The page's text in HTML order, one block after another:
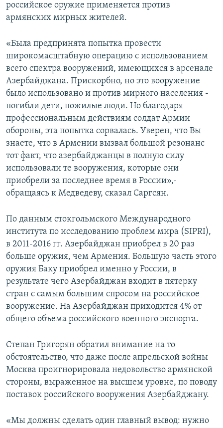
российское оружие применяется против
армянских мирных жителей.
«Была предпринята попытка провести
широкомасштабную операцию с использованием
всего спектра вооружений, имеющихся в арсенале
Азербайджана. Прискорбно, но это вооружение
было использовано и против мирного населения -
погибли дети, пожилые люди. Но благодаря
профессиональным действиям солдат Армии
обороны, эта попытка сорвалась. Уверен, что Вы
знаете, что в Армении вызвал большой резонанс
тот факт, что азербайджанцы в полную силу
использовали те вооружения, которые они
приобрели за последнее время в России»,-
обращаясь к Медведеву, сказал Саргсян.
По данным стокгольмского Международного
института по исследованию проблем мира (SIPRI),
в 2011-2016 гг. Азербайджан приобрел в 20 раз
больше оружия, чем Армения. Большую часть этого
оружия Баку приобрел именно у России, в
результате чего Азербайджан входит в пятерку
стран с самым большим спросом на российское
вооружение. На Азербайджан приходится 4% от
общего объема российского военного экспорта.
Степан Григорян обратил внимание на то
обстоятельство, что даже после апрельской войны
Москва проигнорировала недовольство армянской
стороны, выраженное на высшем уровне, по поводу
поставок российского вооружения Азербайджану.
«Мы должны сделать один главный вывод: нужно